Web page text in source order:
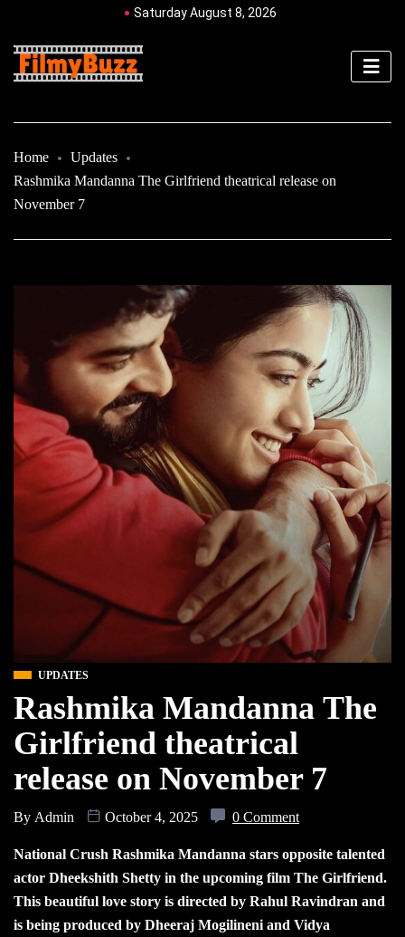
Saturday August 8, 2026
Home
Updates
Rashmika Mandanna The Girlfriend theatrical release on
November 7
UPDATES
Rashmika Mandanna The
Girlfriend theatrical
release on November 7
By Admin October 4, 2025 0 Comment
National Crush Rashmika Mandanna stars opposite talented
actor Dheekshith Shetty in the upcoming film The Girlfriend.
This beautiful love story is directed by Rahul Ravindran and
is being produced by Dheeraj Mogilineni and Vidya